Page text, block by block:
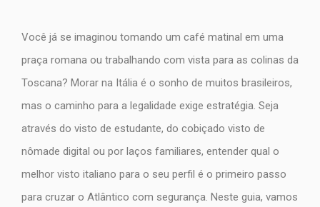
Você já se imaginou tomando um café matinal em uma
praça romana ou trabalhando com vista para as colinas da
Toscana? Morar na Itália é o sonho de muitos brasileiros,
mas o caminho para a legalidade exige estratégia. Seja
através do visto de estudante, do cobiçado visto de
nômade digital ou por laços familiares, entender qual o
melhor visto italiano para o seu perfil é o primeiro passo
para cruzar o Atlântico com segurança. Neste guia, vamos